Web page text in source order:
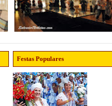
Festas Populares